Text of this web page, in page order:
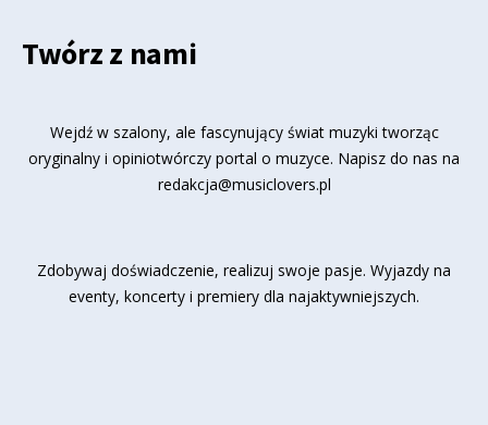
Twórz z nami
Wejdź w szalony, ale fascynujący świat muzyki tworząc
oryginalny i opiniotwórczy portal o muzyce. Napisz do nas na
redakcja@musiclovers.pl
Zdobywaj doświadczenie, realizuj swoje pasje. Wyjazdy na
eventy, koncerty i premiery dla najaktywniejszych.